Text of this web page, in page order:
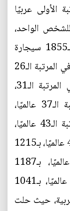
الأولى عربيًا
سنويًا للشخص الواحد،
وحلت الأردن في المرتبة الـ16 عالميًا بـ1855 سيجارة
سنويًا للشخص الواحد، فيما حلت تونس في المرتبة الـ26
عالميًا، بـ1628 سيجارة، ثم الكويت في المرتبة الـ31،
بـ1517 سيجارة، والسعودية في المرتبة الـ37 عالميًا،
بـ1395 سيجارة، وجاءت ليبيا في المرتبة الـ43 عالميًا،
بـ1332 سيجارة، ثم مصر في المرتبة الـ49 عالميًا، بـ1215
سيجارة، والعراق في المرتبة الـ50 عالميًا، بـ1187
سيجارة، واحتلت الجزائر المرتبة الـ59 عالميًا، بـ1041
حيث حلت